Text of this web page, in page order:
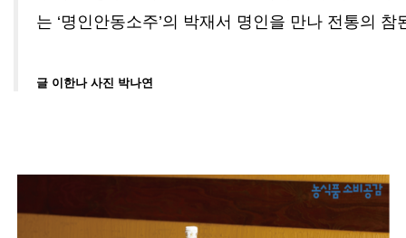
는 ‘명인안동소주’의 박재서 명인을 만나 전통의 참
글 이한나 사진 박나연